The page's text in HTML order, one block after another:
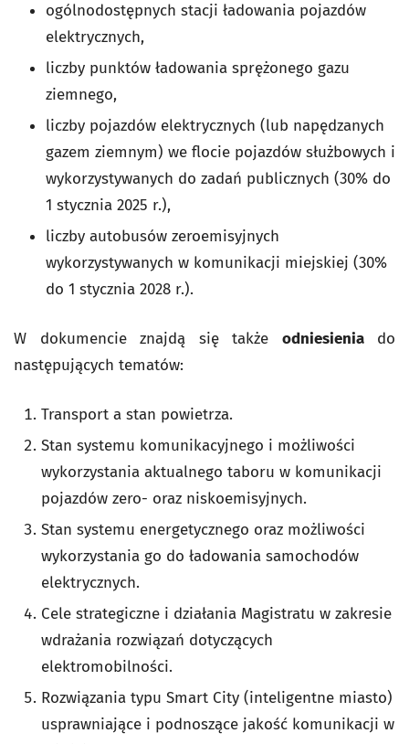
ogólnodostępnych stacji ładowania pojazdów
elektrycznych,
liczby punktów ładowania sprężonego gazu
ziemnego,
liczby pojazdów elektrycznych (lub napędzanych
gazem ziemnym) we flocie pojazdów służbowych i
wykorzystywanych do zadań publicznych (30% do
1 stycznia 2025 r.),
liczby autobusów zeroemisyjnych
wykorzystywanych w komunikacji miejskiej (30%
do 1 stycznia 2028 r.).
W dokumencie znajdą się także odniesienia
do
następujących tematów:
Transport a stan powietrza.
Stan systemu komunikacyjnego i możliwości
wykorzystania aktualnego taboru w komunikacji
pojazdów zero- oraz niskoemisyjnych.
Stan systemu energetycznego oraz możliwości
wykorzystania go do ładowania samochodów
elektrycznych.
Cele strategiczne i działania Magistratu w zakresie
wdrażania rozwiązań dotyczących
elektromobilności.
Rozwiązania typu Smart City (inteligentne miasto)
usprawniające i podnoszące jakość komunikacji w